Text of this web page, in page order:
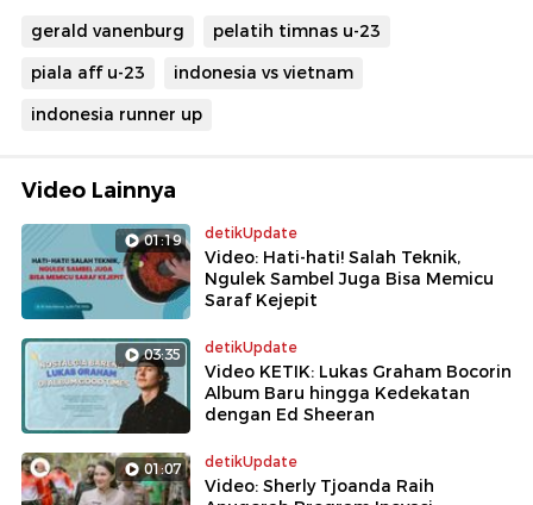
gerald vanenburg
pelatih timnas u-23
piala aff u-23
indonesia vs vietnam
indonesia runner up
Video Lainnya
01:19 detikUpdate
Video: Hati-hati! Salah Teknik,
Ngulek Sambel Juga Bisa Memicu
Saraf Kejepit
03:35 detikUpdate
Video KETIK: Lukas Graham Bocorin
Album Baru hingga Kedekatan
dengan Ed Sheeran
01:07 detikUpdate
Video: Sherly Tjoanda Raih